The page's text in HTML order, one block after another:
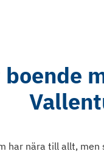
har nära till allt,